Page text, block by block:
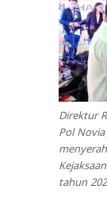
Direktur
Pol
tahun